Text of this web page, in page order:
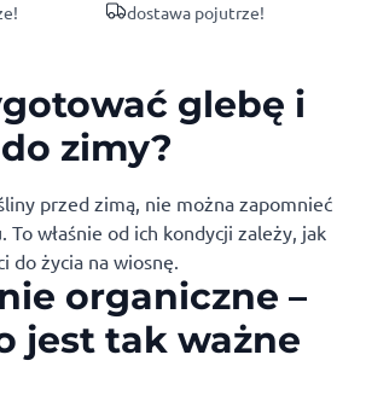
dostawa pojutrze!
glebę i
zimy?
przed zimą, nie można zapomnieć
właśnie od ich kondycji zależy, jak
do życia na wiosnę.
organiczne –
jest tak ważne